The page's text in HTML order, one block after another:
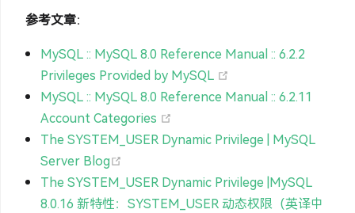
参考文章：
MySQL :: MySQL 8.0 Reference Manual :: 6.2.2
Privileges Provided by MySQL
MySQL :: MySQL 8.0 Reference Manual :: 6.2.11
Account Categories
The SYSTEM_USER Dynamic Privilege | MySQL
Server Blog
The SYSTEM_USER Dynamic Privilege |MySQL
8.0.16 新特性：SYSTEM_USER 动态权限（英译中